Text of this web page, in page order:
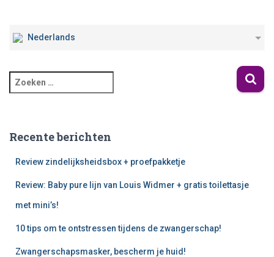
Nederlands
Recente berichten
Review zindelijksheidsbox + proefpakketje
Review: Baby pure lijn van Louis Widmer + gratis toilettasje
met mini’s!
10 tips om te ontstressen tijdens de zwangerschap!
Zwangerschapsmasker, bescherm je huid!